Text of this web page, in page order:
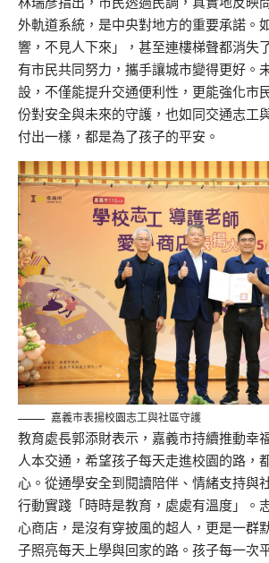
外軌道系統，是中央對地方的重要承諾。
響，不見人下來」，甚至連樓梯聲都消失
有市民共同努力，攜手讓城市變得更好。
設，不僅能提升交通便利性，更能強化市
份對安全與未來的守護，也如同交通志工
付出一樣，都是為了孩子的平安。
嘉義市表揚校園志工與社區守護
教育處長郭添財表示，嘉義市持續推動幸
人本交通，希望孩子每天走進校園的路，
心。從通學安全到閱讀陪伴、情緒支持與
行動實踐「時時是教育，處處有溫度」。
心商店，是沒有穿披風的超人，更是一群
子照亮每天上學與回家的路。孩子每一次